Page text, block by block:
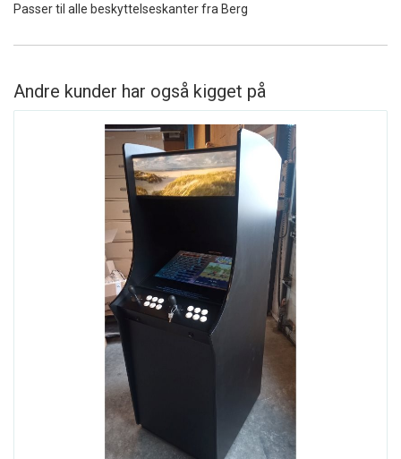
Passer til alle beskyttelseskanter fra Berg
Andre kunder har også kigget på